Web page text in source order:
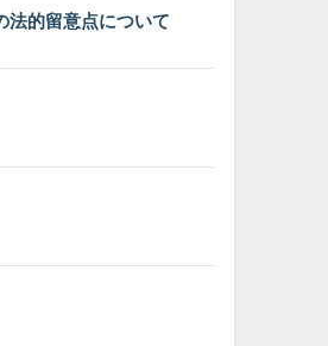
的留意点について